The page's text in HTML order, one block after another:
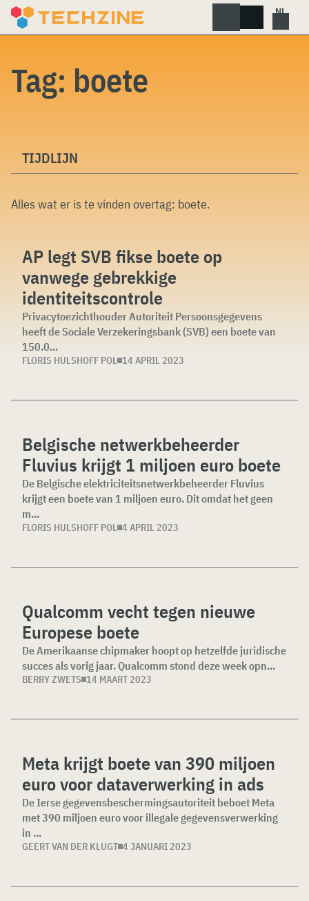
Skip
Tag: boete
TIJDLIJN
Alles wat er is te vinden overtag: boete.
AP legt SVB fikse boete op
vanwege gebrekkige
identiteitscontrole
Privacytoezichthouder Autoriteit Persoonsgegevens
heeft de Sociale Verzekeringsbank (SVB) een boete van
150.0...
FLORIS HULSHOFF POL 14 APRIL 2023
Belgische netwerkbeheerder
Fluvius krijgt 1 miljoen euro boete
De Belgische elektriciteitsnetwerkbeheerder Fluvius
krijgt een boete van 1 miljoen euro. Dit omdat het geen
m...
FLORIS HULSHOFF POL 4 APRIL 2023
Qualcomm vecht tegen nieuwe
Europese boete
De Amerikaanse chipmaker hoopt op hetzelfde juridische
succes als vorig jaar. Qualcomm stond deze week opn...
BERRY ZWETS 14 MAART 2023
Meta krijgt boete van 390 miljoen
euro voor dataverwerking in ads
De Ierse gegevensbeschermingsautoriteit beboet Meta
met 390 miljoen euro voor illegale gegevensverwerking
in ...
GEERT VAN DER KLUGT 4 JANUARI 2023